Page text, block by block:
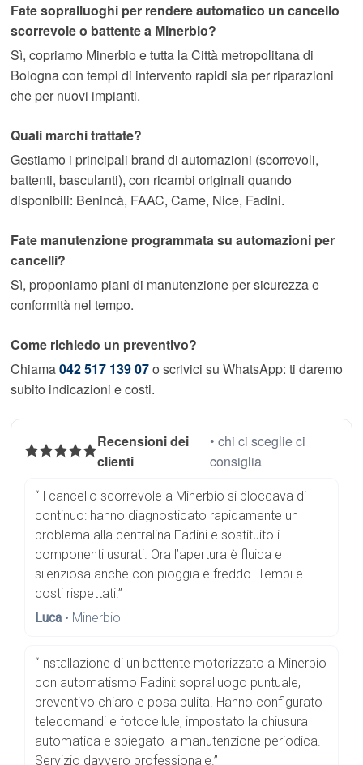
Fate sopralluoghi per rendere automatico un cancello
scorrevole o battente a Minerbio?
Sì, copriamo Minerbio e tutta la Città metropolitana di
Bologna con tempi di intervento rapidi sia per riparazioni
che per nuovi impianti.
Quali marchi trattate?
Gestiamo i principali brand di automazioni (scorrevoli,
battenti, basculanti), con ricambi originali quando
disponibili: Benincà, FAAC, Came, Nice, Fadini.
Fate manutenzione programmata su automazioni per
cancelli?
Sì, proponiamo piani di manutenzione per sicurezza e
conformità nel tempo.
Come richiedo un preventivo?
Chiama042 517 139 07o scrivici su WhatsApp: ti daremo
subito indicazioni e costi.
Recensioni dei
clienti
• chi ci sceglie ci
consiglia
“Il cancello scorrevole a Minerbio si bloccava di
continuo: hanno diagnosticato rapidamente un
problema alla centralina Fadini e sostituito i
componenti usurati. Ora l’apertura è fluida e
silenziosa anche con pioggia e freddo. Tempi e
costi rispettati.”
Luca • Minerbio
“Installazione di un battente motorizzato a Minerbio
con automatismo Fadini: sopralluogo puntuale,
preventivo chiaro e posa pulita. Hanno configurato
telecomandi e fotocellule, impostato la chiusura
automatica e spiegato la manutenzione periodica.
Servizio davvero professionale.”